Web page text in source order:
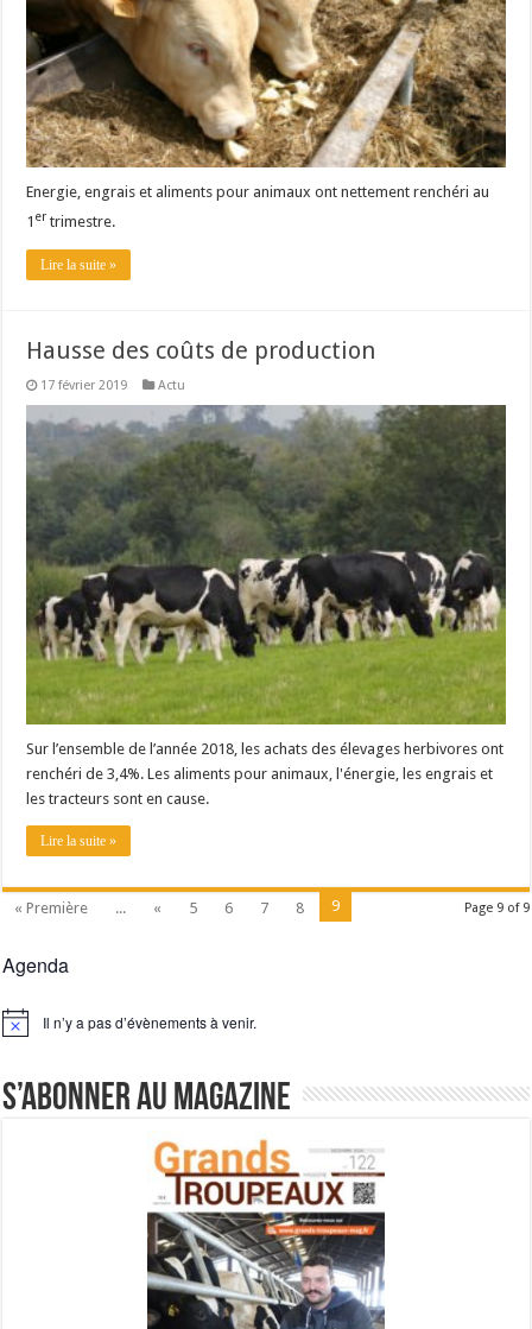
Energie, engrais et aliments pour animaux ont nettement renchéri au
1 er trimestre.
Lire la suite »
Hausse des coûts de production
17 février 2019 Actu
Sur l’ensemble de l’année 2018, les achats des élevages herbivores ont
renchéri de 3,4%. Les aliments pour animaux, l'énergie, les engrais et
les tracteurs sont en cause.
Lire la suite »
Page 9 of 9
« Première ... « 5 6 7 8 9
Agenda
Notice Il n’y a pas d’évènements à venir.
S’abonner au magazine